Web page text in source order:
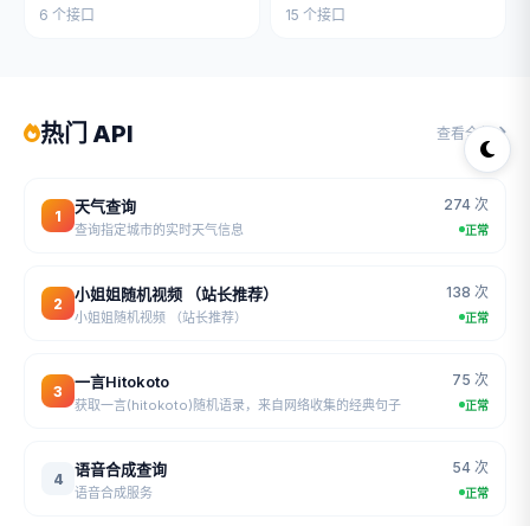
6 个接口
15 个接口
热门 API 查看全部
1
天气查询
查询指定城市的实时天气信息
274 次
正常
2
小姐姐随机视频 （站长推荐）
小姐姐随机视频 （站长推荐）
138 次
正常
3
一言Hitokoto
获取一言(hitokoto)随机语录，来自网络收集的经典句子
75 次
正常
4
语音合成查询
语音合成服务
54 次
正常